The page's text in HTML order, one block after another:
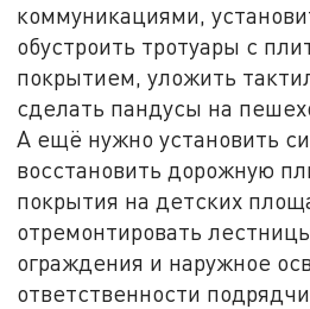
коммуникациями,
обустроить тротуары с
покрытием, уложить
сделать пандусы на
А ещё нужно установить
восстановить дорожную
покрытия на детских
отремонтировать
ограждения и наружное
ответственности